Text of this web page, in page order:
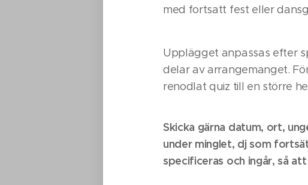
med fortsatt fest eller
Upplägget anpassas efter
delar av arrangemanget.
renodlat quiz till en större
Skicka gärna datum, ort,
under minglet, dj som
specificeras och ingår, så